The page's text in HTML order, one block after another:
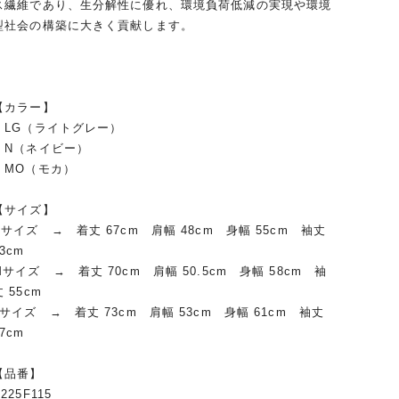
繊維であり、生分解性に優れ、環境負荷低減の実現や環境
社会の構築に大きく貢献します。
カラー】
LG（ライトグレー）
N（ネイビー）
MO（モカ）
サイズ】
サイズ → 着丈 67cm 肩幅 48cm 身幅 55cm 袖丈
サイズ → 着丈 70cm 肩幅 50.5cm 身幅 58cm 袖
55cm
イズ → 着丈 73cm 肩幅 53cm 身幅 61cm 袖丈
品番】